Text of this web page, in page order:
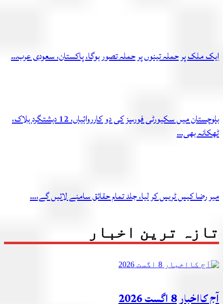
ایک ملک پر حملہ تینوں پر حملہ تصور ہوگا، پاکستان، سعودی عرب…
بلوچستان میں سکیورٹی فورسز کی دو کارروائیاں، 12 دہشتگرد ہلاک،
ٹھکانہ بھی…
میر رضا کیس ٹریس کر لیا، جلد تمام حقائق سامنے لائیں گے،…
تازہ ترین اخبار
آج کااخبار 8 اگست 2026